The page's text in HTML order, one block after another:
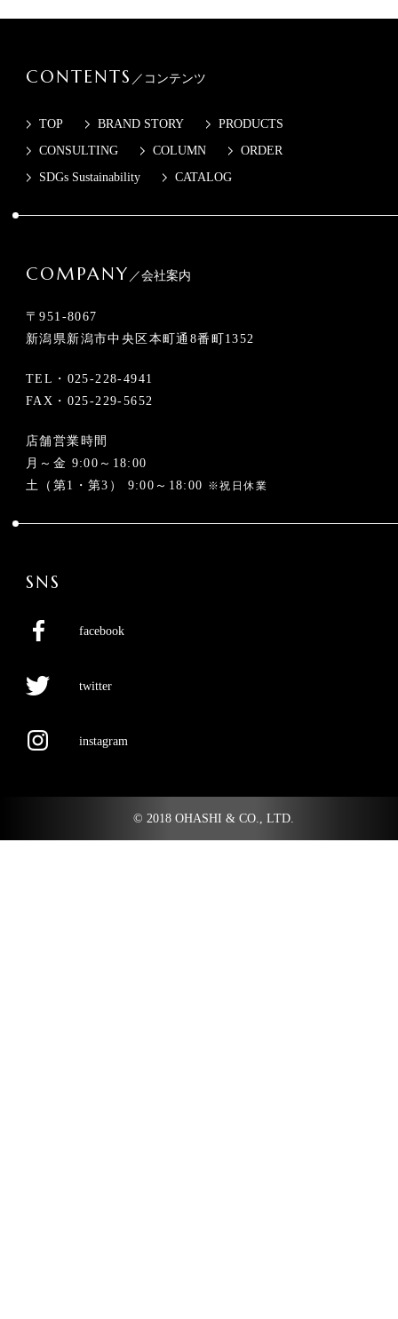
CONTENTS ／コンテンツ
TOP BRAND STORY
PRODUCTS
CONSULTING
COLUMN
ORDER
SDGs Sustainability
CATALOG
COMPANY ／会社案内
〒951-8067
新潟県新潟市中央区本町通8番町1352
TEL・ 025-228-4941
FAX・025-229-5652
店舗営業時間
月～金 9:00～18:00
土（第1・第3） 9:00～18:00 ※祝日休業
SNS
facebook
twitter
instagram
© 2018 OHASHI & CO., LTD.